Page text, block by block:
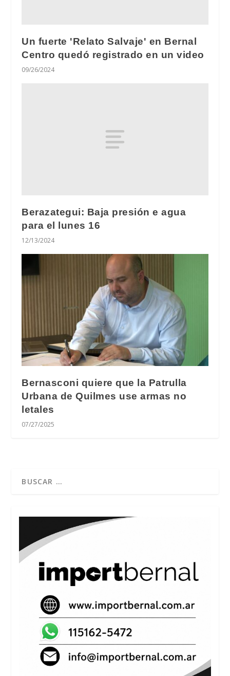
Un fuerte 'Relato Salvaje' en Bernal
Centro quedó registrado en un video
09/26/2024
Berazategui: Baja presión e agua
para el lunes 16
12/13/2024
Bernasconi quiere que la Patrulla
Urbana de Quilmes use armas no
letales
07/27/2025